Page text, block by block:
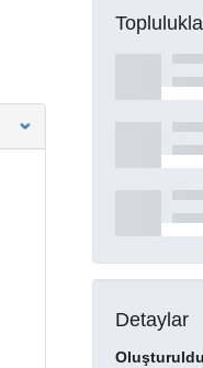
Detaylar
Oluşturuldu